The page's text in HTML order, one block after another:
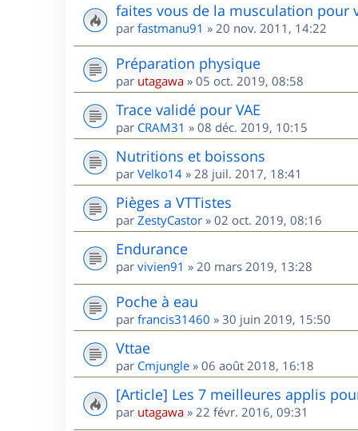
faites vous de la musculation pour
par fastmanu91 » 20 nov. 2011, 14:22
Préparation physique
par utagawa » 05 oct. 2019, 08:58
Trace validé pour VAE
par CRAM31 » 08 déc. 2019, 10:15
Nutritions et boissons
par Velko14 » 28 juil. 2017, 18:41
Pièges a VTTistes
par ZestyCastor » 02 oct. 2019, 08:16
Endurance
par vivien91 » 20 mars 2019, 13:28
Poche à eau
par francis31460 » 30 juin 2019, 15:50
Vttae
par Cmjungle » 06 août 2018, 16:18
[Article] Les 7 meilleures applis
par utagawa » 22 févr. 2016, 09:31